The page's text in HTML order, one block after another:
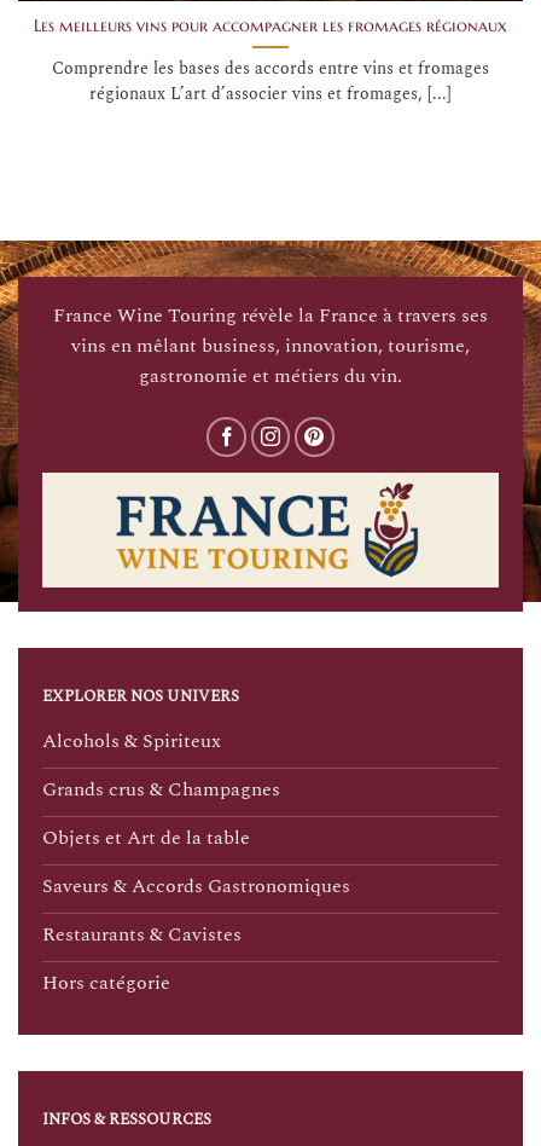
Les meilleurs vins pour accompagner les fromages régionaux
Comprendre les bases des accords entre vins et fromages
régionaux L’art d’associer vins et fromages, [...]
France Wine Touring révèle la France à travers ses
vins en mêlant business, innovation, tourisme,
gastronomie et métiers du vin.
EXPLORER NOS UNIVERS
Alcohols & Spiriteux
Grands crus & Champagnes
Objets et Art de la table
Saveurs & Accords Gastronomiques
Restaurants & Cavistes
Hors catégorie
INFOS & RESSOURCES